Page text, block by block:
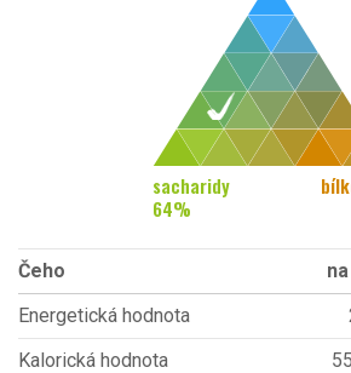
sacharidy
64%
Čeho
Energetická hodnota
Kalorická hodnota